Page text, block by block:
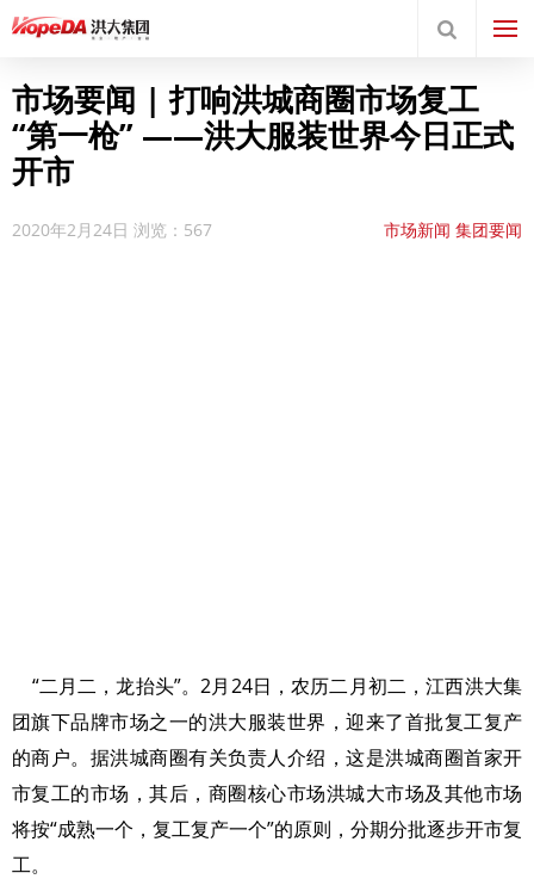
市场要闻 | 打响洪城商圈市场复工
“第一枪” ——洪大服装世界今日正式
开市
2020年2月24日 浏览：567 市场新闻 集团要闻
“二月二，龙抬头”。2月24日，农历二月初二，江西洪大集
团旗下品牌市场之一的洪大服装世界，迎来了首批复工复产
的商户。据洪城商圈有关负责人介绍，这是洪城商圈首家开
市复工的市场，其后，商圈核心市场洪城大市场及其他市场
将按“成熟一个，复工复产一个”的原则，分期分批逐步开市复
工。